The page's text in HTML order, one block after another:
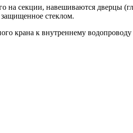
на секции, навешиваются дверцы
стеклом.
крана к внутреннему